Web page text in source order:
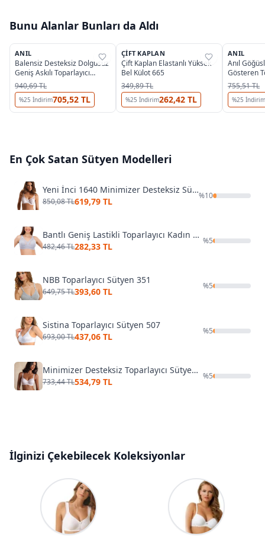
Bunu Alanlar Bunları da Aldı
%38
ANIL
Balensiz Desteksiz Dolgusuz
Geniş Askılı Toparlayıcı
Önden Açılan Sırt Destekli
Küçültücü Sütyen Anıl 3775
940,69 TL
%25 İndirim705,52 TL
%39
ÇIFT KAPLAN
Çift Kaplan Elastanlı Yüksek
Bel Külot 665
349,89 TL
%25 İndirim262,42 TL
%38
ANIL
Anıl
Gösteren
3592
755,51 TL
%25 İndirim
En Çok Satan Sütyen Modelleri
Yeni İnci 1640 Minimizer Desteksiz Sütyen (1 Beden Küçültür)
850,08 TL619,79 TL
%10
Bantlı Geniş Lastikli Toparlayıcı Kadın Sütyen Liza 541
482,46 TL282,33 TL
%5
NBB Toparlayıcı Sütyen 351
649,75 TL393,60 TL
%5
Sistina Toparlayıcı Sütyen 507
693,00 TL437,06 TL
%5
Minimizer Desteksiz Toparlayıcı Sütyen Yeni İnci 1950
733,44 TL534,79 TL
%5
İlginizi Çekebilecek Koleksiyonlar